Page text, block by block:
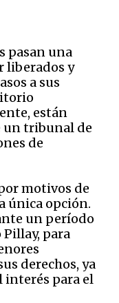
pasan una
liberados y
a sus
están
un tribunal de
de
motivos de
única opción.
un período
Pillay, para
derechos, ya
interés para el